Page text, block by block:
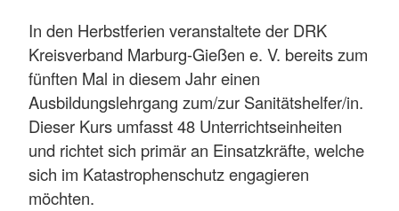
In den Herbstferien veranstaltete der DRK
Kreisverband Marburg-Gießen e. V. bereits zum
fünften Mal in diesem Jahr einen
Ausbildungslehrgang zum/zur Sanitätshelfer/in.
Dieser Kurs umfasst 48 Unterrichtseinheiten
und richtet sich primär an Einsatzkräfte, welche
sich im Katastrophenschutz engagieren
möchten.